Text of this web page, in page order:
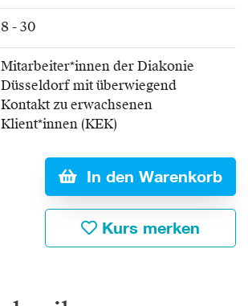
8 - 30
Mitarbeiter*innen der Diakonie
Düsseldorf mit überwiegend
Kontakt zu erwachsenen
Klient*innen (KEK)
In den Warenkorb
Kurs merken